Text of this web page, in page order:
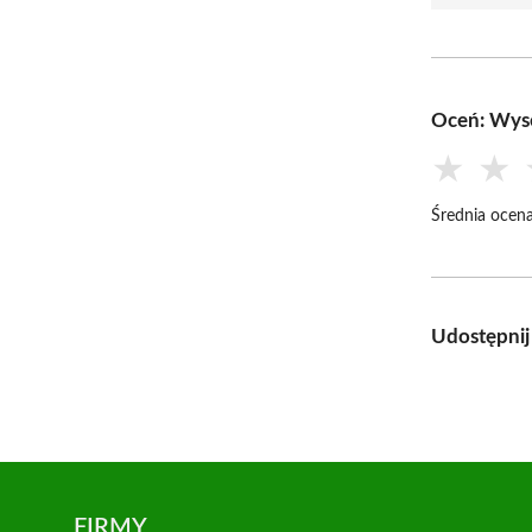
Oceń:
★ ★
Średnia
Udostępnij
FIRMY